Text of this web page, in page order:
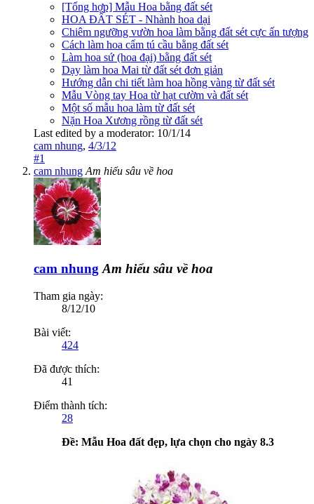
[Tổng hợp] Mẫu Hoa bằng đất sét
HOA ĐẤT SÉT - Nhành hoa dại
Chiêm ngưỡng vườn hoa làm bằng đất sét cực ấn tượng
Cách làm hoa cẩm tú cầu bằng đất sét
Làm hoa sứ (hoa đại) bằng đất sét
Dạy làm hoa Mai từ đất sét đơn giản
Hướng dẫn chi tiết làm hoa hồng vàng từ đất sét
Mẫu Vòng tay Hoa từ hạt cườm và đất sét
Một số mẫu hoa làm từ đất sét
Nặn Hoa Xương rồng từ đất sét
Last edited by a moderator: 10/1/14
cam nhung, 4/3/12
#1
cam nhung Am hiểu sâu về hoa
cam nhung Am hiểu sâu về hoa
Tham gia ngày:
8/12/10
Bài viết:
424
Đã được thích:
41
Điểm thành tích:
28
Ðề: Mẫu Hoa đất đẹp, lựa chọn cho ngày 8.3